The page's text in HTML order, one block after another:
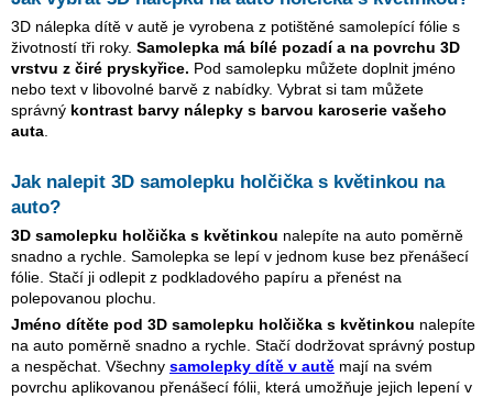
3D nálepka dítě v autě je vyrobena z potištěné samolepící fólie s
životností tři roky. Samolepka má bílé pozadí a na povrchu 3D
vrstvu z čiré pryskyřice. Pod samolepku můžete doplnit jméno
nebo text v libovolné barvě z nabídky. Vybrat si tam můžete
správný kontrast barvy nálepky s barvou karoserie vašeho
auta.
Jak nalepit 3D samolepku holčička s květinkou na
auto?
3D samolepku holčička s květinkou nalepíte na auto poměrně
snadno a rychle. Samolepka se lepí v jednom kuse bez přenášecí
fólie. Stačí ji odlepit z podkladového papíru a přenést na
polepovanou plochu.
Jméno dítěte pod 3D samolepku holčička s květinkou nalepíte
na auto poměrně snadno a rychle. Stačí dodržovat správný postup
a nespěchat. Všechny samolepky dítě v autě mají na svém
povrchu aplikovanou přenášecí fólii, která umožňuje jejich lepení v